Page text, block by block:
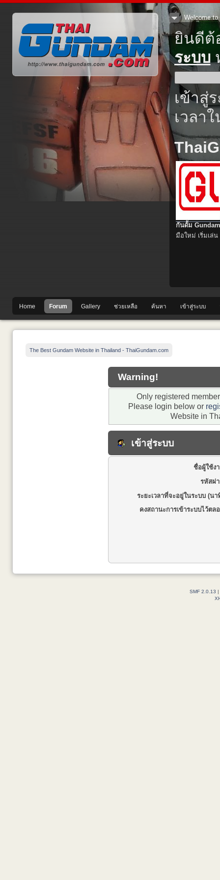
Welcome to
ยินดี
ระบบ
เข้าสู่
เวลา
กันดั้ม
มือใหม่ เริ่มเล่น
Home Forum Gallery ช่วยเหลือ ค้นหา เข้าสู่ระบบ
The Best Gundam Website in Thailand - ThaiGundam.com
Warning!
Only registered
Please login below or
Website in
เข้าสู่ระบบ
ชื่อผู้ใช้ง
รหัสผ่
ระยะเวลาที่จะอยู่ในระบบ (นา
คงสถานะการเข้าระบบไว้ตล
SMF 2.0.13 |